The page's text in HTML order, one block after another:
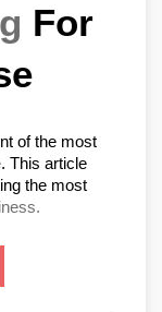
For
of the most
. This article
the most